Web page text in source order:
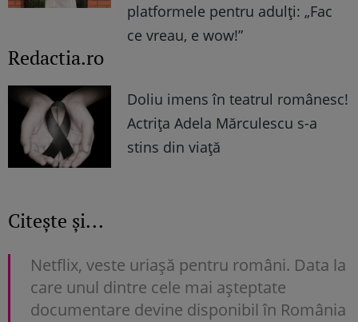
platformele pentru adulți: „Fac
ce vreau, e wow!”
Redactia.ro
Doliu imens în teatrul românesc!
Actrița Adela Mărculescu s-a
stins din viață
Citește și...
Netflix, veste uriașă pentru români. Data la
care unul dintre cele mai așteptate
documentare devine disponibil în România